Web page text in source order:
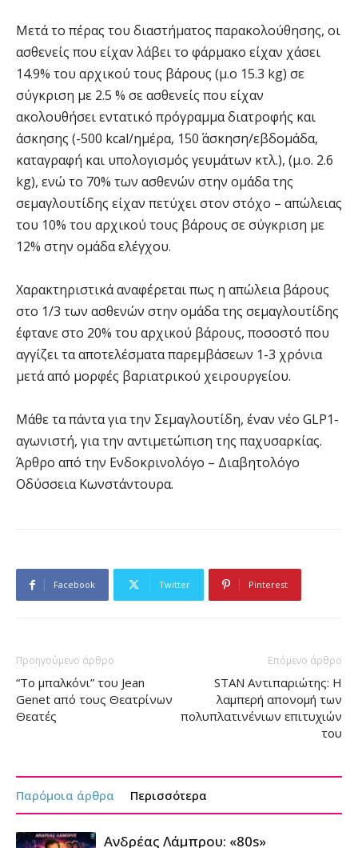
Μετά το πέρας του διαστήματος παρακολούθησης, οι
ασθενείς που είχαν λάβει το φάρμακο είχαν χάσει
14.9% του αρχικού τους βάρους (μ.ο 15.3 kg) σε
σύγκριση με 2.5 % σε ασθενείς που είχαν
ακολουθήσει εντατικό πρόγραμμα διατροφής και
άσκησης (-500 kcal/ημέρα, 150΄ άσκηση/εβδομάδα,
καταγραφή και υπολογισμός γευμάτων κτλ.), (μ.ο. 2.6
kg), ενώ το 70% των ασθενών στην ομάδα της
σεμαγλουτίδης είχαν πετύχει στον στόχο – απώλειας
του 10% του αρχικού τους βάρους σε σύγκριση με
12% στην ομάδα ελέγχου.
Χαρακτηριστικά αναφέρεται πως η απώλεια βάρους
στο 1/3 των ασθενών στην ομάδα της σεμαγλουτίδης
έφτανε στο 20% του αρχικού βάρους, ποσοστό που
αγγίζει τα αποτελέσματα παρεμβάσεων 1-3 χρόνια
μετά από μορφές βαριατρικού χειρουργείου.
Μάθε τα πάντα για την Σεμαγλουτίδη, έναν νέο GLP1-
αγωνιστή, για την αντιμετώπιση της παχυσαρκίας.
Άρθρο από την Ενδοκρινολόγο – Διαβητολόγο
Οδύσσεια Κωνστάντουρα.
Facebook Twitter Pinterest
Προηγούμενο άρθρο
“Το μπαλκόνι” του Jean
Genet από τους Θεατρίνων
Θεατές
Επόμενο άρθρο
STAN Αντιπαριώτης: Η
λαμπερή απονομή των
πολυπλατινένιων επιτυχιών
του
Παρόμοια άρθρα Περισσότερα
Ανδρέας Λάμπρου: «80s»